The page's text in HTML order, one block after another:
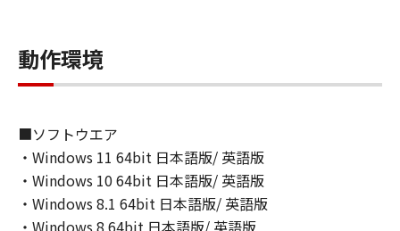
７．保証の否認・免責
(1) 「本ソフトウェア」は、『現状のまま』の
状態で使用許諾されます。キヤノン、キヤノン
の関連会社、それらの販売代理店または販売店
のいずれも、「本ソフトウェア」に関して、商
品性および特定の目的への適合性の保証を含
め、いかなる保証も、明示たると黙示たるとを
問わず一切しないものとします。
動作環境
■ソフトウエア
・Windows 11 64bit 日本語版/ 英語版
・Windows 10 64bit 日本語版/ 英語版
・Windows 8.1 64bit 日本語版/ 英語版
・Windows 8 64bit 日本語版/ 英語版